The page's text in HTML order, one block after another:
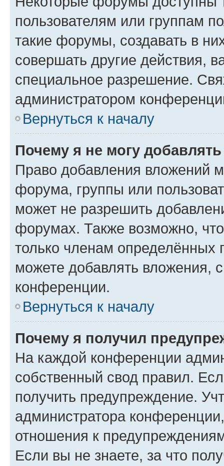
пользователям или группам
такие форумы, создавать в
совершать другие действия,
специальное разрешение.
администратором
Вернуться к началу
Почему я не могу
Право добавления вложений
форума, группы или
может не разрешить
форумах. Также возможно,
только членам определённых
можете добавлять вложения,
конференции.
Вернуться к началу
Почему я получил
На каждой конференции
собственный свод правил.
получить предупреждение.
администратора
отношения к
Если вы не знаете, за что